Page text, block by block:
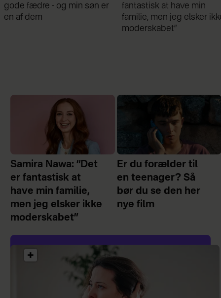
er
fantastisk at have min
familie, men jeg elsker ikke
min mand - da jeg
gik forbi hans hus,
chok
Samira Nawa: ”Det
er fantastisk at
have min familie,
men jeg elsker ikke
moderskabet”
Er du forælder til
en teenager? Så
bør du se den her
nye film